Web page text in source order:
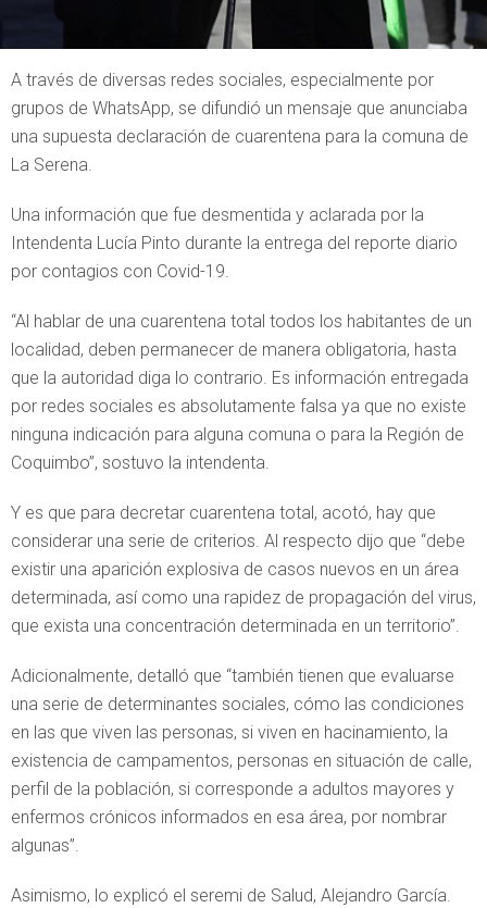
A través de diversas redes sociales, especialmente por
grupos de WhatsApp, se difundió un mensaje que anunciaba
una supuesta declaración de cuarentena para la comuna de
La Serena.
Una información que fue desmentida y aclarada por la
Intendenta Lucía Pinto durante la entrega del reporte diario
por contagios con Covid-19.
“Al hablar de una cuarentena total todos los habitantes de un
localidad, deben permanecer de manera obligatoria, hasta
que la autoridad diga lo contrario. Es información entregada
por redes sociales es absolutamente falsa ya que no existe
ninguna indicación para alguna comuna o para la Región de
Coquimbo”, sostuvo la intendenta.
Y es que para decretar cuarentena total, acotó, hay que
considerar una serie de criterios. Al respecto dijo que “debe
existir una aparición explosiva de casos nuevos en un área
determinada, así como una rapidez de propagación del virus,
que exista una concentración determinada en un territorio”.
Adicionalmente, detalló que “también tienen que evaluarse
una serie de determinantes sociales, cómo las condiciones
en las que viven las personas, si viven en hacinamiento, la
existencia de campamentos, personas en situación de calle,
perfil de la población, si corresponde a adultos mayores y
enfermos crónicos informados en esa área, por nombrar
algunas”.
Asimismo, lo explicó el seremi de Salud, Alejandro García.